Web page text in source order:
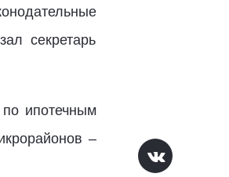
секретарь
ипотечным
–